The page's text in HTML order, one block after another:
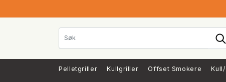
Pelletgriller Kullgriller Offset Smokere